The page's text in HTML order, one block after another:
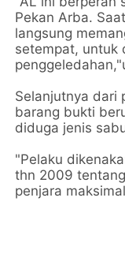
Pekan Arba.
langsung
setempat, untuk
Selanjutnya dari
barang bukti
diduga jenis
"Pelaku
thn 2009
penjara